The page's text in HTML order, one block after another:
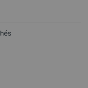
Trié du plus récent au